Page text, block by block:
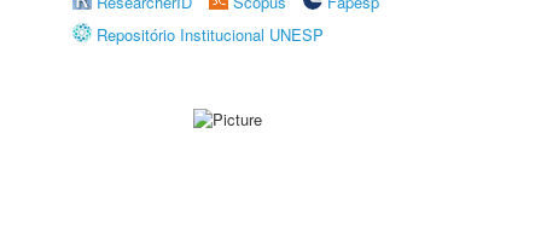
Repositório Institucional UNESP